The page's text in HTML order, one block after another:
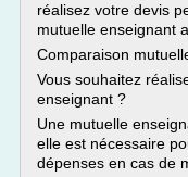
réalisez votre devis
mutuelle enseignant
Comparaison
Vous souhaitez
enseignant ?
Une mutuelle
elle est nécessaire
dépenses en cas de